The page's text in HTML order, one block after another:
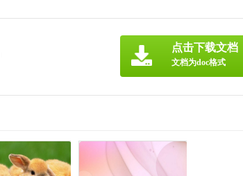
点击下载文档
文档为doc格式